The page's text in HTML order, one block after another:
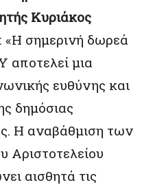
Κυριάκος
: «Η σημερινή δωρεά
αποτελεί μια
ευθύνης και
δημόσιας
Η αναβάθμιση των
Αριστοτελείου
αισθητά τις